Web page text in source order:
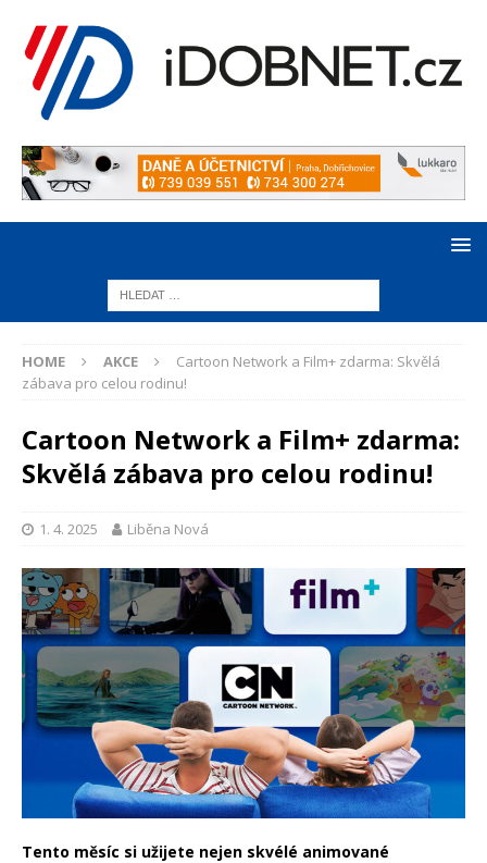
HOME AKCE
Cartoon Network a Film+ zdarma: Skvělá
zábava pro celou rodinu!
Cartoon Network a Film+ zdarma:
Skvělá zábava pro celou rodinu!
1. 4. 2025 Liběna Nová
Tento měsíc si užijete nejen skvélé animované